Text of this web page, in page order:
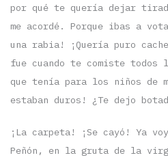
por qué te quería dejar
me acordé. Porque ibas a
una rabia! ¡Quería puro
fue cuando te comiste todos
que tenía para los niños de
estaban duros! ¿Te dejo
¡La carpeta! ¡Se cayó! Ya
Peñón, en la gruta de la